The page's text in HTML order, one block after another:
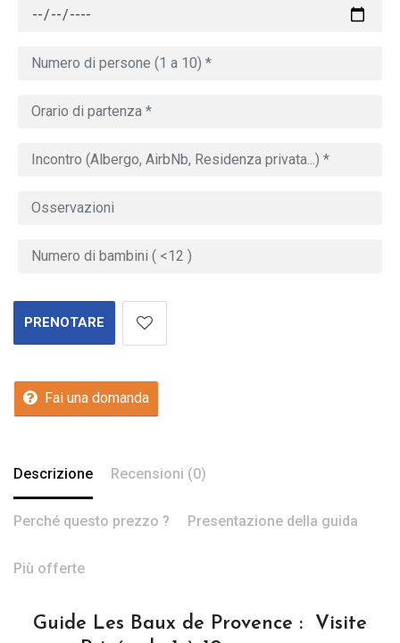
PRENOTARE
Fai una domanda
Descrizione Recensioni (0)
Perché questo prezzo ? Presentazione della guida
Più offerte
Guide Les Baux de Provence : Visite